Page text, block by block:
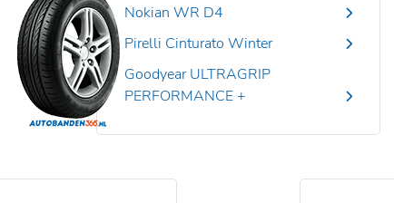
Nokian WR D4
Pirelli Cinturato Winter
Goodyear ULTRAGRIP
PERFORMANCE +